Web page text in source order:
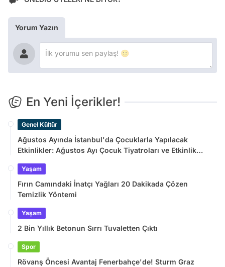
Yorum Yazın
En Yeni İçerikler!
Genel Kültür
Ağustos Ayında İstanbul'da Çocuklarla Yapılacak
Etkinlikler: Ağustos Ayı Çocuk Tiyatroları ve Etkinlik
Yaşam
Fırın Camındaki İnatçı Yağları 20 Dakikada Çözen
Temizlik Yöntemi
Yaşam
2 Bin Yıllık Betonun Sırrı Tuvaletten Çıktı
Spor
Rövanş Öncesi Avantaj Fenerbahçe'de! Sturm Graz